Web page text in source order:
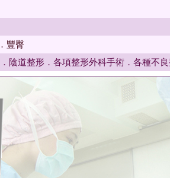
豐臀
陰道整形．各項整形外科手術．各種不